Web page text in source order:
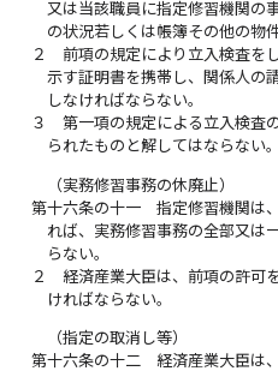
又は当該職員に指定修習機関の
の状況若しくは帳簿その他の物
２
前項の規定により立入検査を
示す証明書を携帯し、関係人の
しなければならない。
３
第一項の規定による立入検査
られたものと解してはならない。
（実務修習事務の休廃止）
第十六条の十一
指定修習機関は
れば、実務修習事務の全部又は
らない。
２
経済産業大臣は、前項の許可
ければならない。
（指定の取消し等）
第十六条の十二
経済産業大臣は